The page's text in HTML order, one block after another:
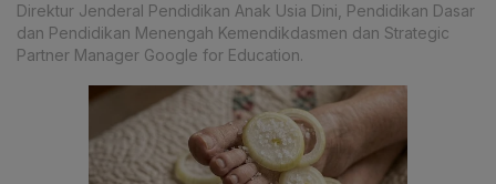
Direktur Jenderal Pendidikan Anak Usia Dini, Pendidikan Dasar
dan Pendidikan Menengah Kemendikdasmen dan Strategic
Partner Manager Google for Education.